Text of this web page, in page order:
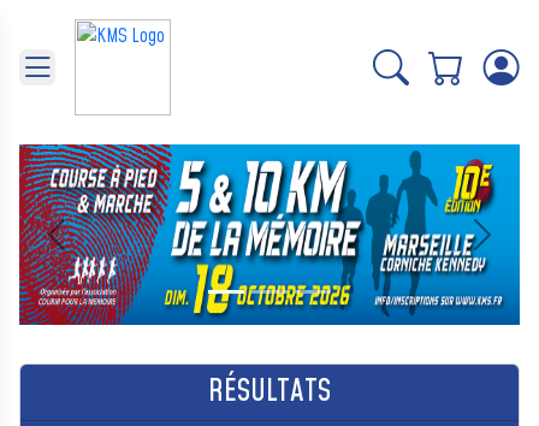
Précédent Suivant
RÉSULTATS
Panneau de gestion des cookies